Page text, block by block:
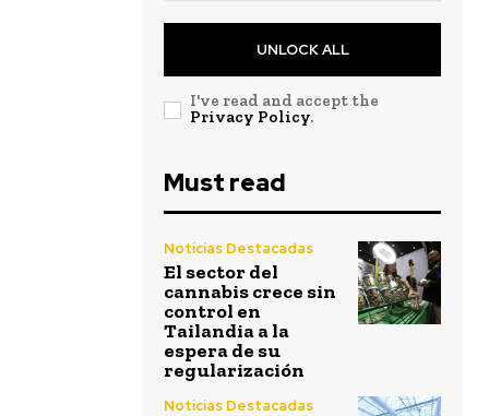
UNLOCK ALL
I've read and accept the
Privacy Policy.
Must read
Noticias Destacadas
El sector del
cannabis crece sin
control en
Tailandia a la
espera de su
regularización
Noticias Destacadas